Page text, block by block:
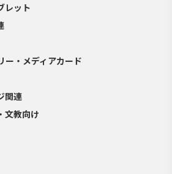
レット
ー・メディアカード
関連
文教向け